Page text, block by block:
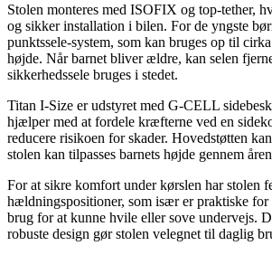
Stolen monteres med ISOFIX og top-tether,
og sikker installation i bilen. For de yngste
punktssele-system, som kan bruges op til
højde. Når barnet bliver ældre, kan selen
sikkerhedssele bruges i stedet.
Titan I-Size er udstyret med G-CELL
hjælper med at fordele kræfterne ved en
reducere risikoen for skader. Hovedstøtten
stolen kan tilpasses barnets højde gennem
For at sikre komfort under kørslen har stolen
hældningspositioner, som især er praktiske for
brug for at kunne hvile eller sove undervejs.
robuste design gør stolen velegnet til daglig